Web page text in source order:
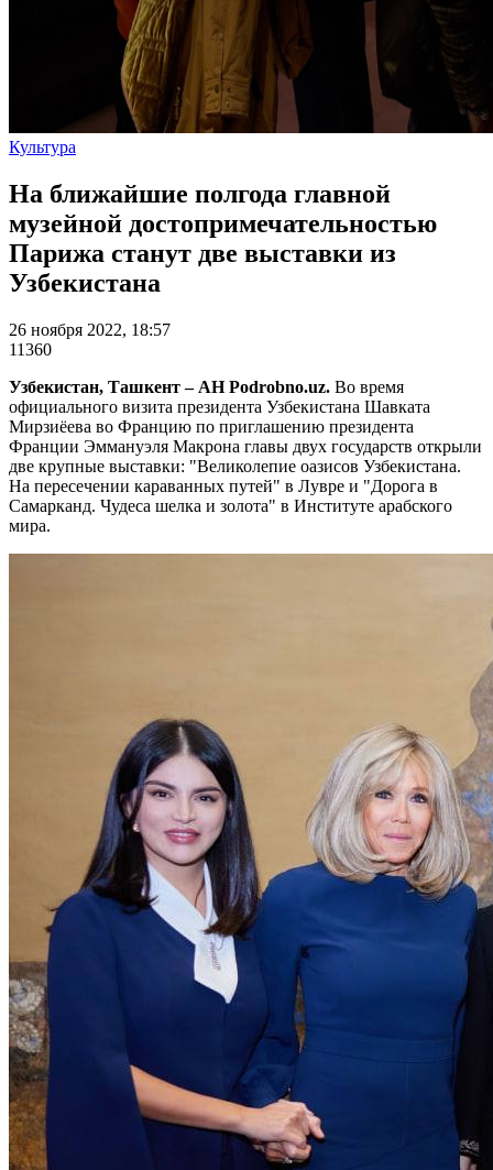
Культура
На ближайшие полгода главной
музейной достопримечательностью
Парижа станут две выставки из
Узбекистана
26 ноября 2022, 18:57
11360
Узбекистан, Ташкент – АН Podrobno.uz. Во время
официального визита президента Узбекистана Шавката
Мирзиёева во Францию по приглашению президента
Франции Эммануэля Макрона главы двух государств открыли
две крупные выставки: "Великолепие оазисов Узбекистана.
На пересечении караванных путей" в Лувре и "Дорога в
Самарканд. Чудеса шелка и золота" в Институте арабского
мира.